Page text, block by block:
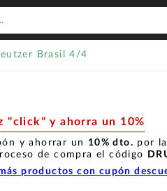
Brasil 4/4
"click" y ahorra un 10%
y ahorrar un 10% dto. por
de compra el código
productos con cupón